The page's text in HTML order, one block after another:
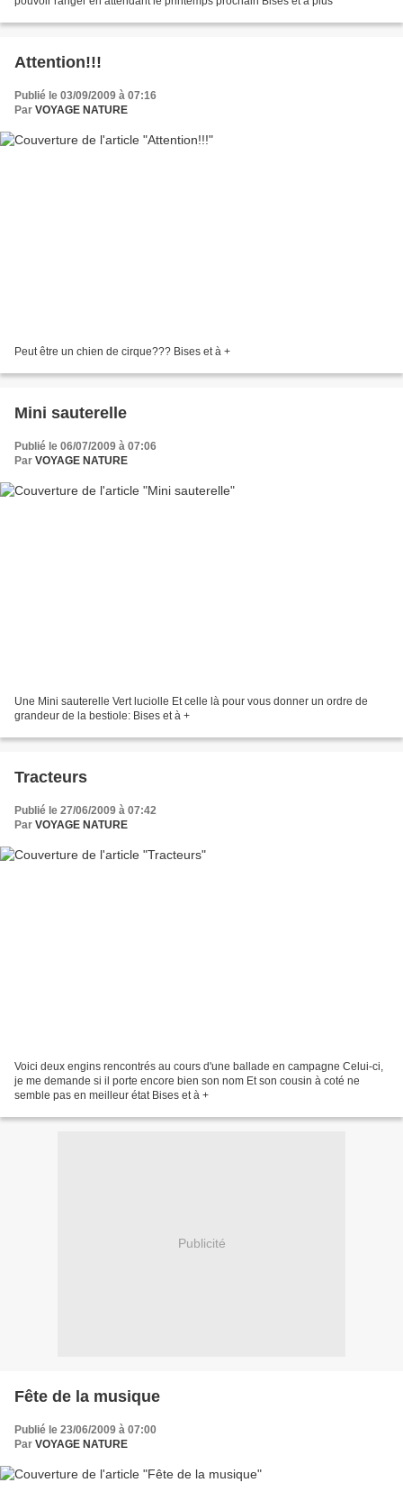
Attention!!!
Publié le 03/09/2009 à 07:16
Par VOYAGE NATURE
Peut être un chien de cirque??? Bises et à +
Mini sauterelle
Publié le 06/07/2009 à 07:06
Par VOYAGE NATURE
Une Mini sauterelle Vert luciolle Et celle là pour vous donner un ordre de
grandeur de la bestiole: Bises et à +
Tracteurs
Publié le 27/06/2009 à 07:42
Par VOYAGE NATURE
Voici deux engins rencontrés au cours d'une ballade en campagne Celui-ci,
je me demande si il porte encore bien son nom Et son cousin à coté ne
semble pas en meilleur état Bises et à +
Publicité
Fête de la musique
Publié le 23/06/2009 à 07:00
Par VOYAGE NATURE